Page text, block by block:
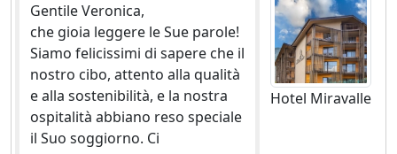
Gentile Veronica,
che gioia leggere le Sue parole!
Siamo felicissimi di sapere che il
nostro cibo, attento alla qualità
e alla sostenibilità, e la nostra
ospitalità abbiano reso speciale
il Suo soggiorno. Ci
Hotel Miravalle